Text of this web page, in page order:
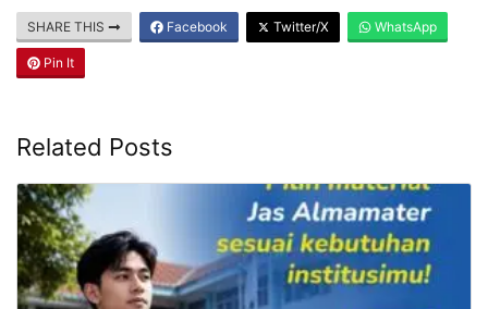
SHARE THIS Facebook Twitter/X WhatsApp
Pin It
Related Posts